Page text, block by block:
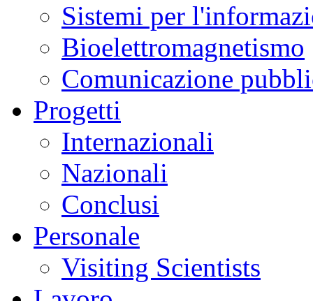
Sistemi per
Bioelettromagnetismo
Comunicazione
Progetti
Internazionali
Nazionali
Conclusi
Personale
Visiting Scientists